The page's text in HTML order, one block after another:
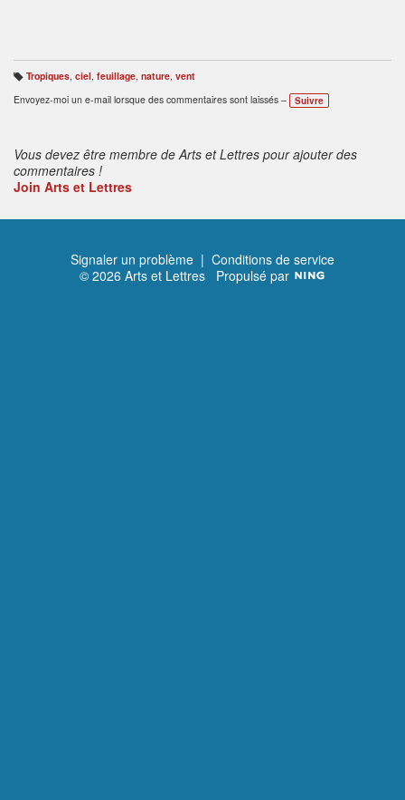
B
ali
s
Tropiques, ciel, feuillage, nature, vent
Envoyez-moi un e-mail lorsque des commentaires sont laissés –
Suivre
Vous devez être membre de Arts et Lettres pour ajouter des
commentaires !
Join Arts et Lettres
Signaler un problème | Conditions de service
© 2026 Arts et Lettres Propulsé par